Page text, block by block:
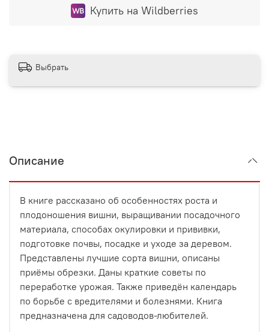
Купить на Wildberries
Выбрать
Описание
В книге рассказано об особенностях роста и
плодоношения вишни, выращивании посадочного
материала, способах окулировки и прививки,
подготовке почвы, посадке и уходе за деревом.
Представлены лучшие сорта вишни, описаны
приёмы обрезки. Даны краткие советы по
переработке урожая. Также приведён календарь
по борьбе с вредителями и болезнями. Книга
предназначена для садоводов-любителей.